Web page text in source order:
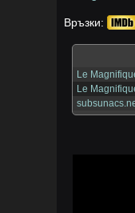
Връзки:
Le
Le